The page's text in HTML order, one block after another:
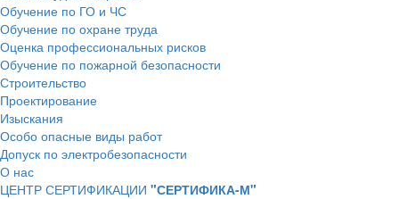
Обучение по ГО и ЧС
Обучение по охране труда
Оценка профессиональных рисков
Обучение по пожарной безопасности
Строительство
Проектирование
Изыскания
Особо опасные виды работ
Допуск по электробезопасности
О нас
ЦЕНТР СЕРТИФИКАЦИИ "СЕРТИФИКА-М"